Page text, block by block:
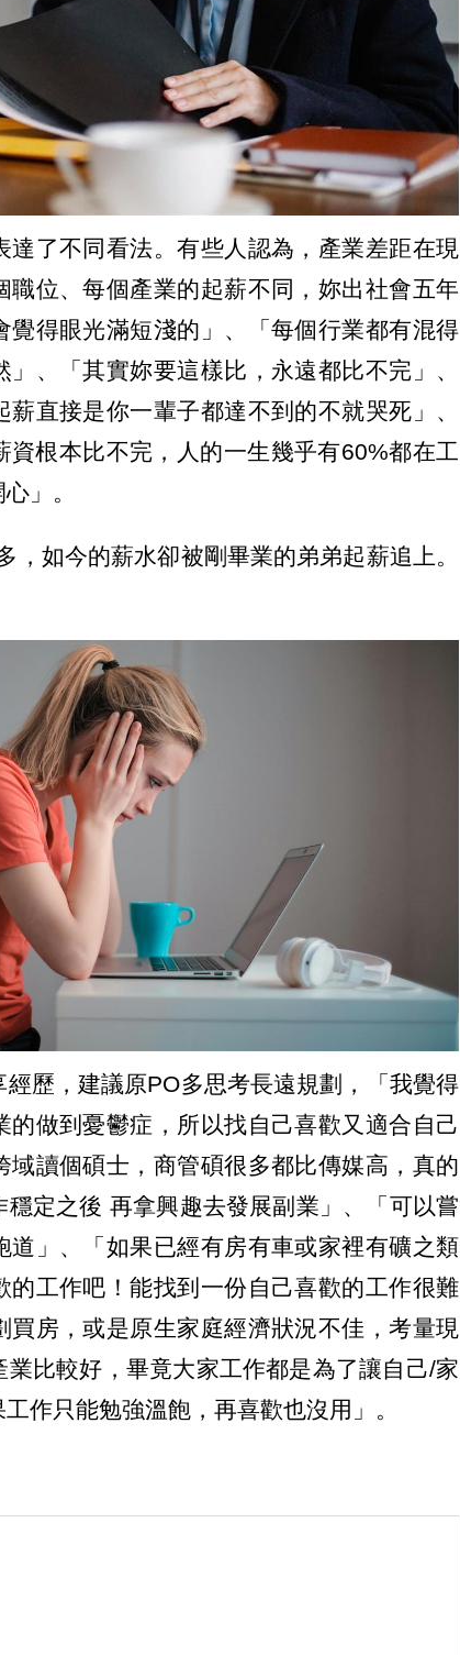
達了不同看法。有些人認為，產業差距在現
職位、每個產業的起薪不同，妳出社會五年
覺得眼光滿短淺的」、「每個行業都有混得
、「其實妳要這樣比，永遠都比不完」、
薪直接是你一輩子都達不到的不就哭死」、
資根本比不完，人的一生幾乎有60%都在工
」。
如今的薪水卻被剛畢業的弟弟起薪追上。
歷，建議原PO多思考長遠規劃，「我覺得
的做到憂鬱症，所以找自己喜歡又適合自己
域讀個碩士，商管碩很多都比傳媒高，真的
定之後 再拿興趣去發展副業」、「可以嘗
道」、「如果已經有房有車或家裡有礦之類
的工作吧！能找到一份自己喜歡的工作很難
房，或是原生家庭經濟狀況不佳，考量現
比較好，畢竟大家工作都是為了讓自己/家
作只能勉強溫飽，再喜歡也沒用」。